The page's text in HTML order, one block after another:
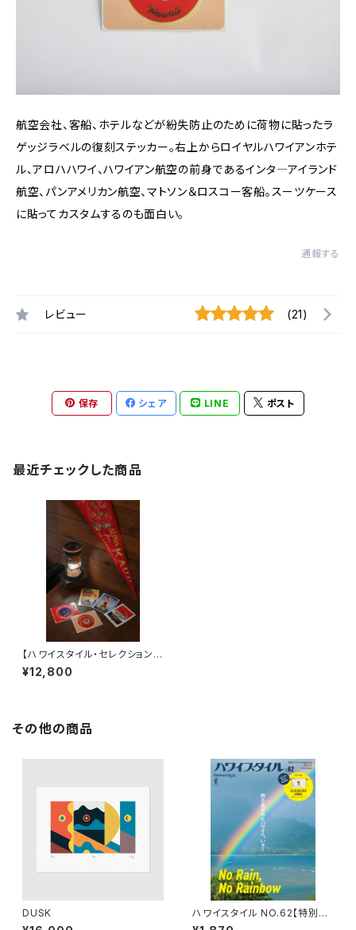
航空会社、客船、ホテルなどが紛失防止のために荷物に貼ったラ
ゲッジラベルの復刻ステッカー。右上からロイヤルハワイアンホテ
ル、アロハハワイ、ハワイアン航空の前身であるインタ―アイランド
航空、パンアメリカン航空、マトソン＆ロスコー客船。スーツケース
に貼ってカスタムするのも面白い。
通報する
レビュー (21)
保存 シェア LINE ポスト
最近チェックした商品
【ハワイスタイル・セレクション】
ハワイ・ヴィンテージ・セットE
¥12,800
その他の商品
DUSK
ハワイスタイル NO.62【特別付
録:OLIVE&OLIVER 特製キャン